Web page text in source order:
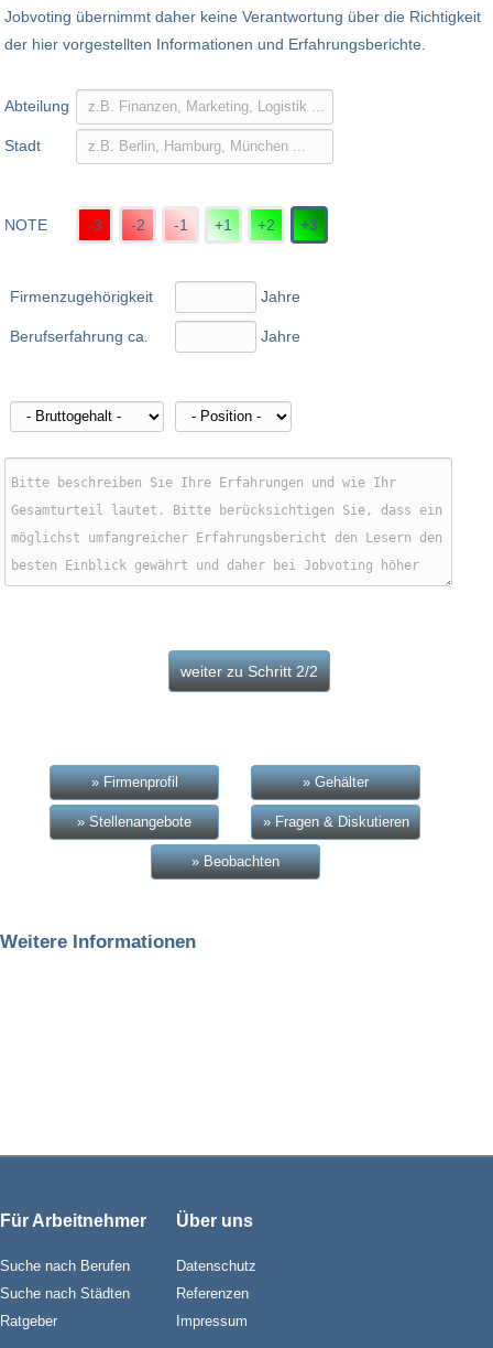
Jobvoting übernimmt daher keine Verantwortung über die Richtigkeit
der hier vorgestellten Informationen und Erfahrungsberichte.
Abteilung
Stadt
NOTE -3 -2 -1 +1 +2 +3
Firmenzugehörigkeit
Berufserfahrung ca.
Jahre
Jahre
» Firmenprofil » Gehälter
» Stellenangebote » Fragen & Diskutieren
» Beobachten
Weitere Informationen
Für Arbeitnehmer
Suche nach Berufen
Suche nach Städten
Ratgeber
Über uns
Datenschutz
Referenzen
Impressum